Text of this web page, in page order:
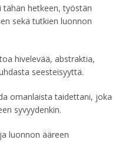
hetkeen, työstän
sekä tutkien luonnon
hivelevää, abstraktia,
seesteisyyttä.
omanlaista taidettani, joka
syvyydenkin.
luonnon ääreen